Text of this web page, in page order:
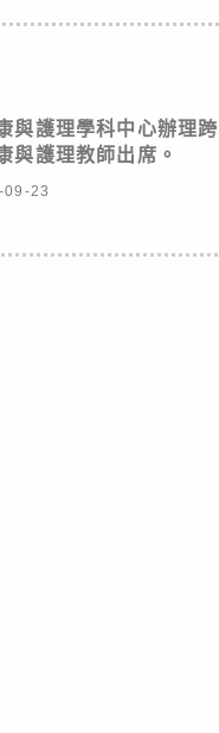
與護理學科中心辦理跨
與護理教師出席。
09-23